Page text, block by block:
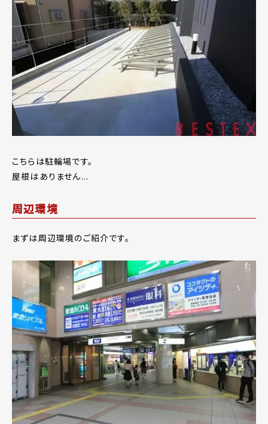
こちらは駐輪場です。
屋根はありません...
周辺環境
まずは周辺環境のご紹介です。